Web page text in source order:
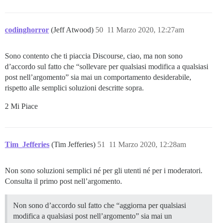
codinghorror (Jeff Atwood) 11 Marzo 2020, 12:27am
50
Sono contento che ti piaccia Discourse, ciao, ma non sono
d’accordo sul fatto che “sollevare per qualsiasi modifica a qualsiasi
post nell’argomento” sia mai un comportamento desiderabile,
rispetto alle semplici soluzioni descritte sopra.
2 Mi Piace
Tim_Jefferies (Tim Jefferies) 11 Marzo 2020, 12:28am
51
Non sono soluzioni semplici né per gli utenti né per i moderatori.
Consulta il primo post nell’argomento.
Non sono d’accordo sul fatto che “aggiorna per qualsiasi
modifica a qualsiasi post nell’argomento” sia mai un